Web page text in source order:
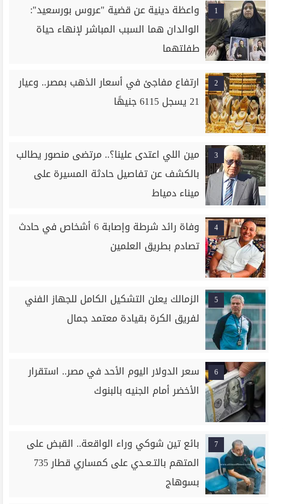
1
واعظة دينية عن قضية "عروس بورسعيد":
الوالدان هما السبب المباشر لإنهاء حياة
طفلتهما
2
ارتفاع مفاجئ في أسعار الذهب بمصر.. وعيار
21 يسجل 6115 جنيهًا
3
مين اللي اعتدى علينا؟.. مرتضى منصور يطالب
بالكشف عن تفاصيل حادثة المسيرة على
ميناء دمياط
4
وفاة رائد شرطة وإصابة 6 أشخاص في حادث
تصادم بطريق العلمين
5
الزمالك يعلن التشكيل الكامل للجهاز الفني
لفريق الكرة بقيادة معتمد جمال
6
سعر الدولار اليوم الأحد في مصر.. استقرار
الأخضر أمام الجنيه بالبنوك
7
بائع تين شوكي وراء الواقعة.. القبض على
المتهم بالتـعـدي على كمساري قطار 735
بسوهاج